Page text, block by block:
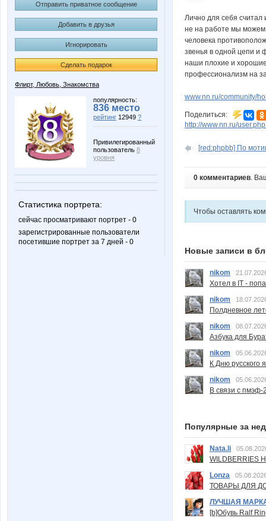
Отправить приватное сообщение
Добавить в друзья
Игнорировать
Сделать подарок
Флирт, Любовь, Знакомства
популярность:
836 место
рейтинг 12949 ?
Привилегированный
пользователь 8
уровня
Статистика портрета:
сейчас просматривают портрет - 0
зарегистрированные пользователи
посетившие портрет за 7 дней - 0
Лично для себя считал
не на работе мы можем
человека
звенья в одной цепи и
наши плохие и
профессионализм на
www.nn.ru/community/
Поделиться:
http://www.nn.ru/
[red:phpbb] По
0 комментариев.
Чтобы оставлять
Новые записи в
nikom
Хотел в IT -
nikom
Полдневное
nikom
Азбука для
nikom
К Дню русского
nikom
В связи с пмэф-
Популярные за
Nata.li
Lonza
ТОВАРЫ ДЛЯ
ЛУЧШАЯ
[b]Обувь Ralf